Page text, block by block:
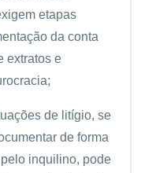
etapas
da conta
extratos e
de litígio, se
de forma
inquilino, pode